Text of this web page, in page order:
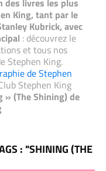
des livres les plus
King, tant par le
Kubrick, avec
: découvrez le
et tous nos
Stephen King.
de Stephen
Stephen King
» (The Shining) de
: "SHINING (THE